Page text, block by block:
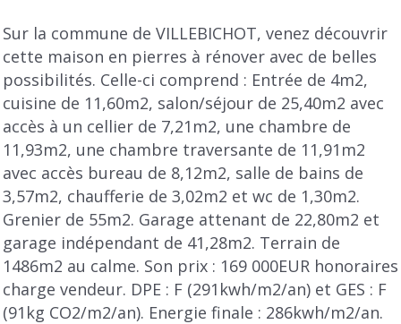
Sur la commune de VILLEBICHOT, venez découvrir
cette maison en pierres à rénover avec de belles
possibilités. Celle-ci comprend : Entrée de 4m2,
cuisine de 11,60m2, salon/séjour de 25,40m2 avec
accès à un cellier de 7,21m2, une chambre de
11,93m2, une chambre traversante de 11,91m2
avec accès bureau de 8,12m2, salle de bains de
3,57m2, chaufferie de 3,02m2 et wc de 1,30m2.
Grenier de 55m2. Garage attenant de 22,80m2 et
garage indépendant de 41,28m2. Terrain de
1486m2 au calme. Son prix : 169 000EUR honoraires
charge vendeur. DPE : F (291kwh/m2/an) et GES : F
(91kg CO2/m2/an). Energie finale : 286kwh/m2/an.